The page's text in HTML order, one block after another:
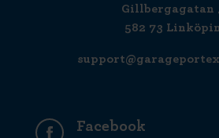
Gillbergagatan
582 73
Facebook